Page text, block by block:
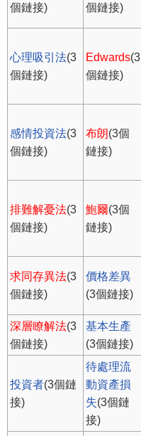
個鏈接)
個鏈接)
心理吸引法(3
個鏈接)
Edwards(3
個鏈接)
感情投資法(3
個鏈接)
布朗(3個
鏈接)
排難解憂法(3
個鏈接)
鮑爾(3個
鏈接)
求同存異法(3
個鏈接)
價格差異
(3個鏈接)
深層瞭解法(3
個鏈接)
基本生產
(3個鏈接)
投資者(3個鏈
接)
待處理流
動資產損
失(3個鏈
接)